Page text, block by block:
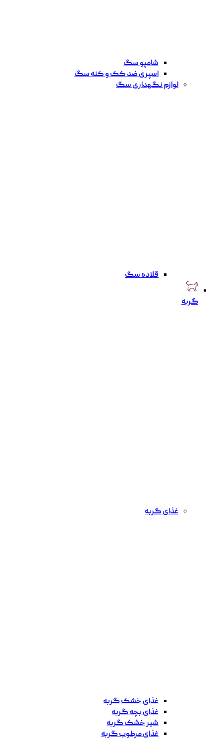
شامپو سگ
اسپری ضد کک و کنه سگ
لوازم نگهداری سگ
قلاده سگ
گربه
غذای گربه
غذای خشک گربه
غذای بچه گربه
شیر خشک گربه
غذای مرطوب گربه